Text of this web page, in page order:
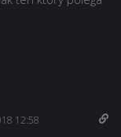
12:58